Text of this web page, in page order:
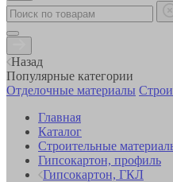
Назад
Популярные категории
Отделочные материалы
Главная
Каталог
Строительные
Гипсокартон, профиль
Гипсокартон, ГКЛ